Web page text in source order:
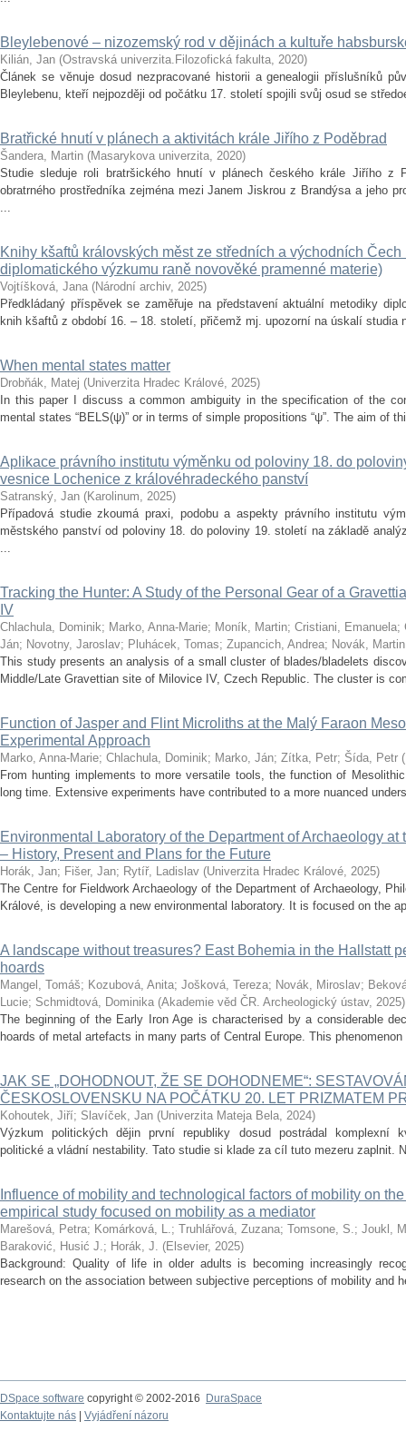
Bleylebenové – nizozemský rod v dějinách a kultuře
Kilián, Jan (Ostravská univerzita.Filozofická fakulta, 2020)
Článek se věnuje dosud nezpracované historii a genealogii příslušníků
Bleylebenu, kteří nejpozději od počátku 17. století spojili svůj osud se
Bratřické hnutí v plánech a aktivitách krále Jiřího z Poděbrad
Šandera, Martin (Masarykova univerzita, 2020)
Studie sleduje roli bratršického hnutí v plánech českého krále Jiřího z
obratrného prostředníka zejména mezi Janem Jiskrou z Brandýsa a jeho
...
Knihy kšaftů královských měst ze středních a východních
diplomatického výzkumu raně novověké pramenné materie)
Vojtíšková, Jana (Národní archiv, 2025)
Předkládaný příspěvek se zaměřuje na představení aktuální metodiky
knih kšaftů z období 16. – 18. století, přičemž mj. upozorní na úskalí studia
When mental states matter
Drobňák, Matej (Univerzita Hradec Králové, 2025)
In this paper I discuss a common ambiguity in the specification of the
mental states “BELS(ψ)” or in terms of simple propositions “ψ”. The aim of
Aplikace právního institutu výměnku od poloviny 18. do
vesnice Lochenice z královéhradeckého panství
Satranský, Jan (Karolinum, 2025)
Případová studie zkoumá praxi, podobu a aspekty právního institutu
městského panství od poloviny 18. do poloviny 19. století na základě
...
Tracking the Hunter: A Study of the Personal Gear of a
IV
Chlachula, Dominik; Marko, Anna-Marie; Moník, Martin; Cristiani, Emanuela;
Ján; Novotny, Jaroslav; Pluhácek, Tomas; Zupancich, Andrea; Novák, Martin
This study presents an analysis of a small cluster of blades/bladelets
Middle/Late Gravettian site of Milovice IV, Czech Republic. The cluster is
Function of Jasper and Flint Microliths at the Malý Faraon
Experimental Approach
Marko, Anna-Marie; Chlachula, Dominik; Marko, Ján; Zítka, Petr; Šída, Petr (
From hunting implements to more versatile tools, the function of
long time. Extensive experiments have contributed to a more nuanced
Environmental Laboratory of the Department of Archaeology
– History, Present and Plans for the Future
Horák, Jan; Fišer, Jan; Rytíř, Ladislav (Univerzita Hradec Králové, 2025)
The Centre for Fieldwork Archaeology of the Department of Archaeology,
Králové, is developing a new environmental laboratory. It is focused on the
A landscape without treasures? East Bohemia in the Hallstatt
hoards
Mangel, Tomáš; Kozubová, Anita; Jošková, Tereza; Novák, Miroslav;
Lucie; Schmidtová, Dominika (Akademie věd ČR. Archeologický ústav, 2025)
The beginning of the Early Iron Age is characterised by a considerable
hoards of metal artefacts in many parts of Central Europe. This
JAK SE „DOHODNOUT, ŽE SE DOHODNEME“:
ČESKOSLOVENSKU NA POČÁTKU 20. LET PRIZMATEM
Kohoutek, Jiří; Slavíček, Jan (Univerzita Mateja Bela, 2024)
Výzkum politických dějin první republiky dosud postrádal komplexní
politické a vládní nestability. Tato studie si klade za cíl tuto mezeru zaplnit.
Influence of mobility and technological factors of mobility on
empirical study focused on mobility as a mediator
Marešová, Petra; Komárková, L.; Truhlářová, Zuzana; Tomsone, S.; Joukl,
Baraković, Husić J.; Horák, J. (Elsevier, 2025)
Background: Quality of life in older adults is becoming increasingly
research on the association between subjective perceptions of mobility and
DSpace software copyright © 2002-2016
DuraSpace
Kontaktujte nás
Vyjádření názoru